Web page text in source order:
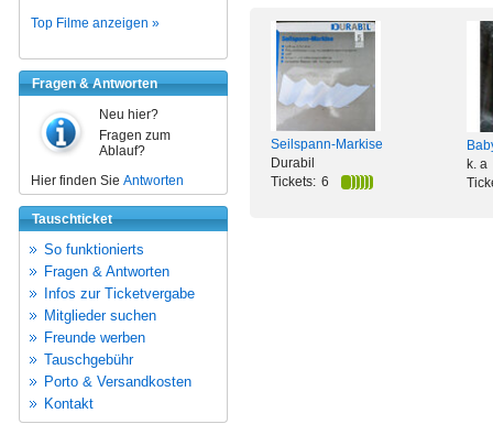
Top Filme anzeigen »
Fragen & Antworten
Neu hier?
Fragen zum
Ablauf?
Hier finden Sie Antworten
Tauschticket
So funktionierts
Fragen & Antworten
Infos zur Ticketvergabe
Mitglieder suchen
Freunde werben
Tauschgebühr
Porto & Versandkosten
Kontakt
Seilspann-Markise
Durabil
Tickets: 6
k. a